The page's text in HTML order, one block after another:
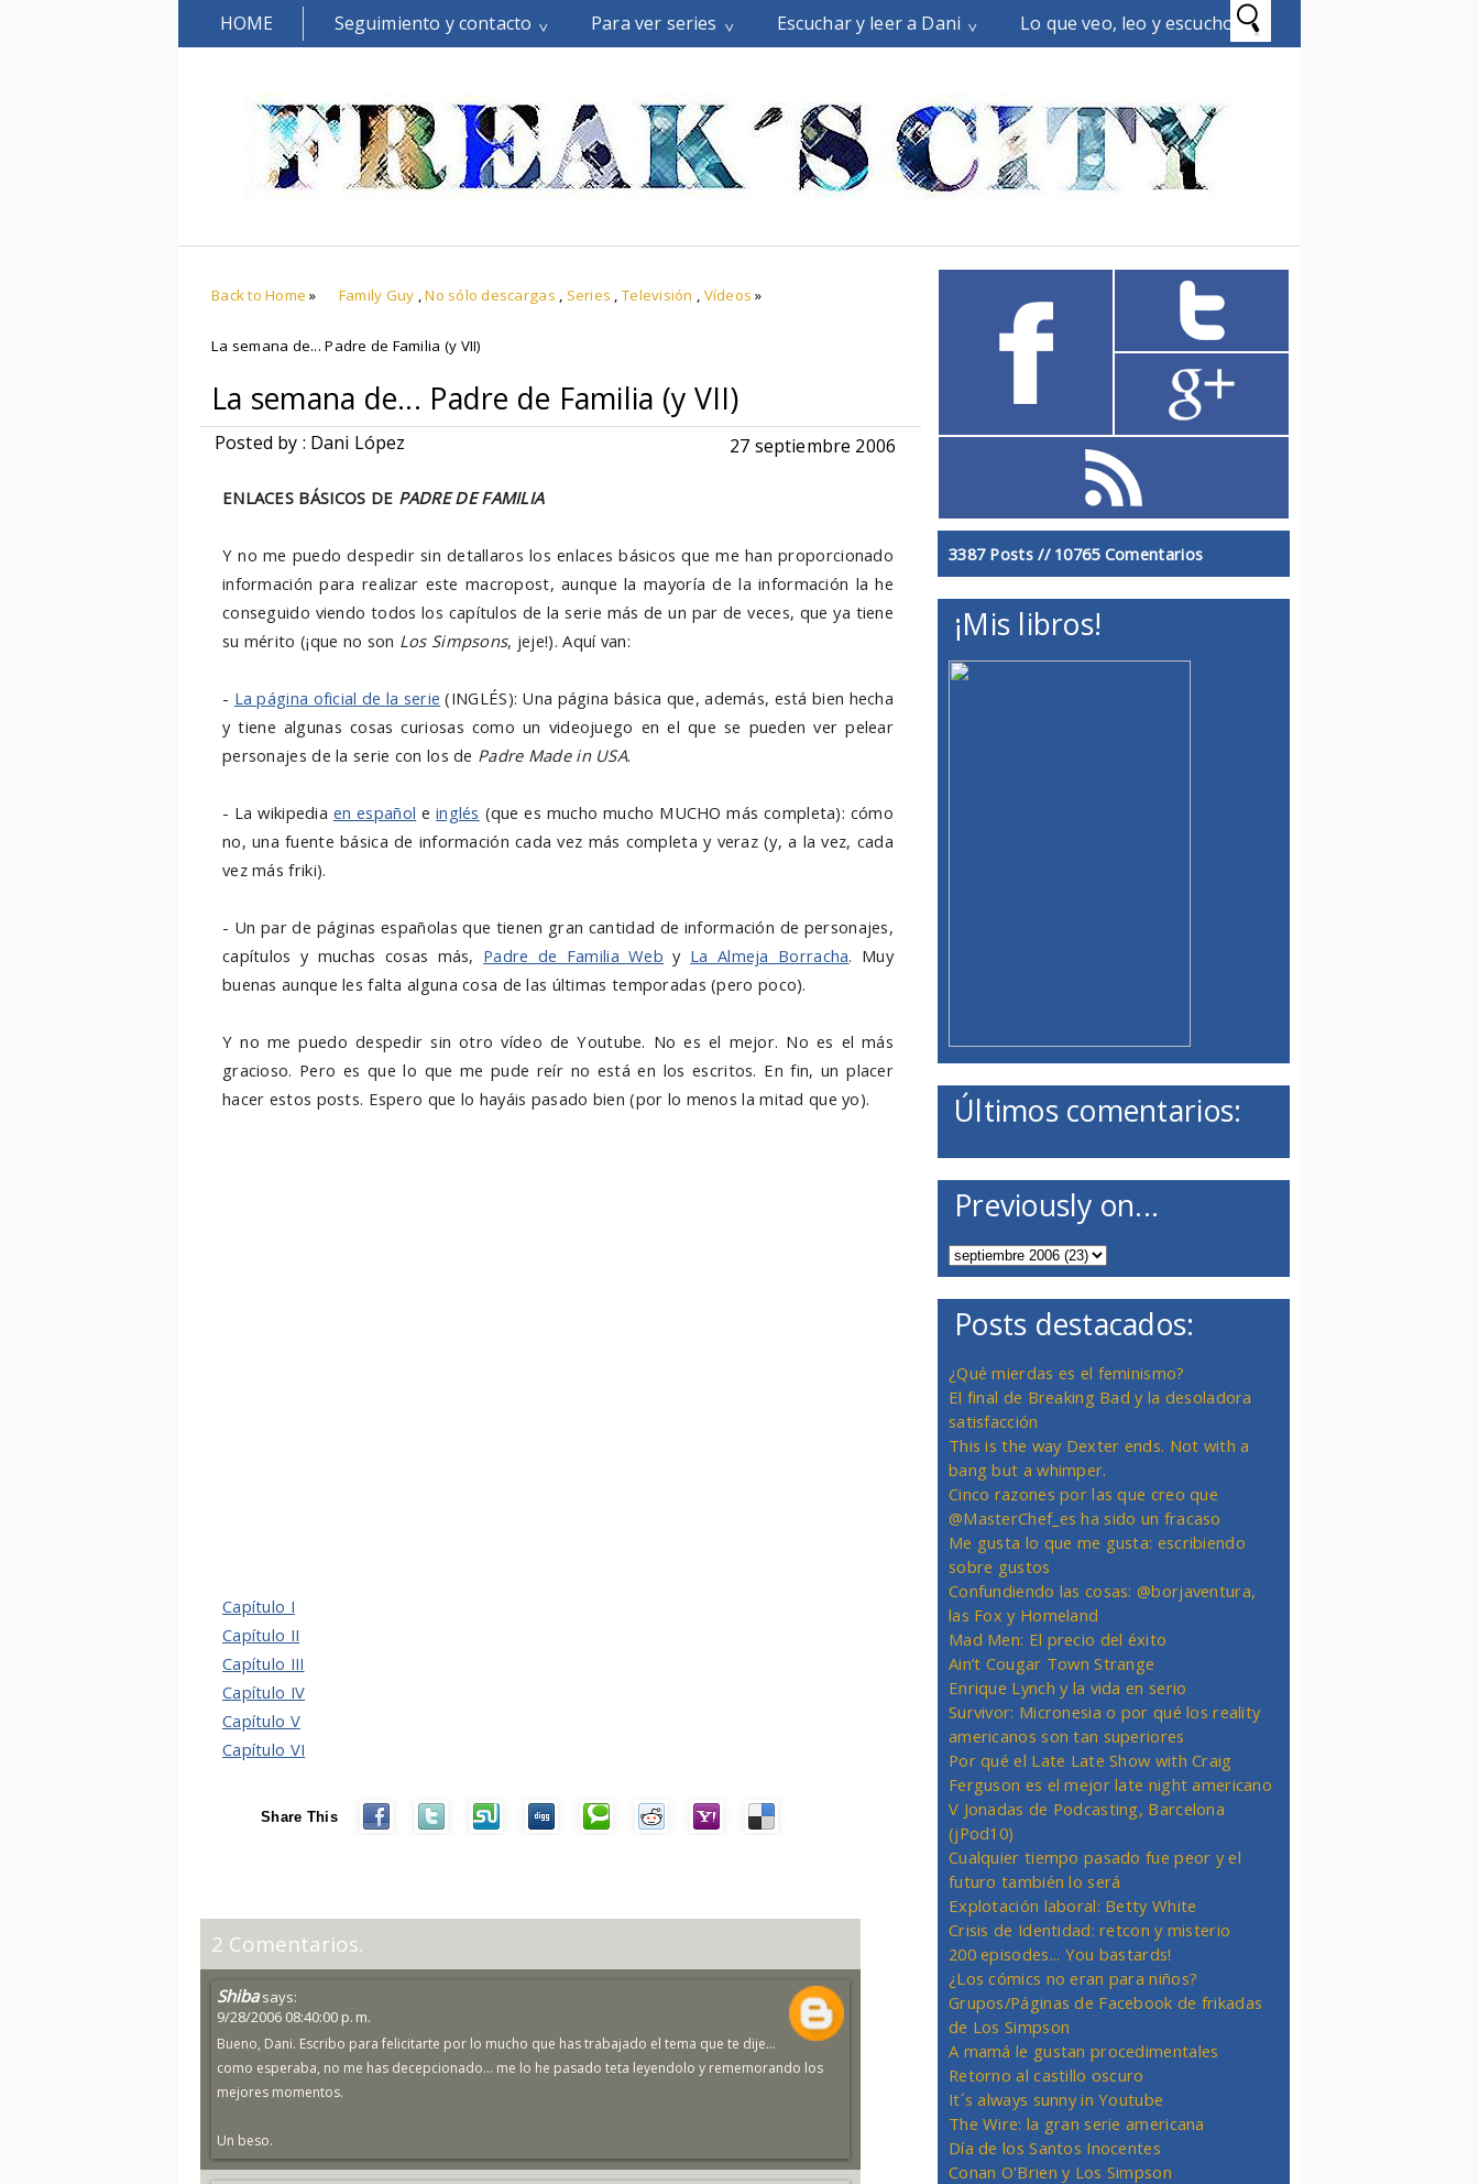
HOME Seguimiento y contacto Para ver series Escuchar y leer a Dani Lo que veo, leo y escucho
Back to Home » Family Guy ,No sólo descargas , Series ,Televisión , Vídeos »
La semana de... Padre de Familia (y VII)
La semana de... Padre de Familia (y VII)
Posted by : Dani López 27 septiembre 2006
ENLACES BÁSICOS DE PADRE DE FAMILIA
Y no me puedo despedir sin detallaros los enlaces básicos que me han proporcionado
información para realizar este macropost, aunque la mayoría de la información la he
conseguido viendo todos los capítulos de la serie más de un par de veces, que ya tiene
su mérito (¡que no son Los Simpsons, jeje!). Aquí van:
- La página oficial de la serie (INGLÉS): Una página básica que, además, está bien hecha
y tiene algunas cosas curiosas como un videojuego en el que se pueden ver pelear
personajes de la serie con los de Padre Made in USA.
- La wikipedia en español einglés (que es mucho mucho MUCHO más completa): cómo
no, una fuente básica de información cada vez más completa y veraz (y, a la vez, cada
vez más friki).
- Un par de páginas españolas que tienen gran cantidad de información de personajes,
capítulos y muchas cosas más, Padre de Familia Web y La Almeja Borracha. Muy
buenas aunque les falta alguna cosa de las últimas temporadas (pero poco).
Y no me puedo despedir sin otro vídeo de Youtube. No es el mejor. No es el más
gracioso. Pero es que lo que me pude reír no está en los escritos. En fin, un placer
hacer estos posts. Espero que lo hayáis pasado bien (por lo menos la mitad que yo).
Capítulo I
Capítulo II
Capítulo III
Capítulo IV
Capítulo V
Capítulo VI
Share This
2 Comentarios.
Shiba says:
9/28/2006 08:40:00 p. m.
Bueno, Dani. Escribo para felicitarte por lo mucho que has trabajado el tema que te dije...
como esperaba, no me has decepcionado... me lo he pasado teta leyendolo y rememorando los
mejores momentos.
Un beso.
3387 Posts // 10765 Comentarios
¡Mis libros!
Últimos comentarios:
Previously on...
Posts destacados:
¿Qué mierdas es el feminismo?
El final de Breaking Bad y la desoladora
satisfacción
This is the way Dexter ends. Not with a
bang but a whimper.
Cinco razones por las que creo que
@MasterChef_es ha sido un fracaso
Me gusta lo que me gusta: escribiendo
sobre gustos
Confundiendo las cosas: @borjaventura,
las Fox y Homeland
Mad Men: El precio del éxito
Ain’t Cougar Town Strange
Enrique Lynch y la vida en serio
Survivor: Micronesia o por qué los reality
americanos son tan superiores
Por qué el Late Late Show with Craig
Ferguson es el mejor late night americano
V Jonadas de Podcasting, Barcelona
(jPod10)
Cualquier tiempo pasado fue peor y el
futuro también lo será
Explotación laboral: Betty White
Crisis de Identidad: retcon y misterio
200 episodes... You bastards!
¿Los cómics no eran para niños?
Grupos/Páginas de Facebook de frikadas
de Los Simpson
A mamá le gustan procedimentales
Retorno al castillo oscuro
It´s always sunny in Youtube
The Wire: la gran serie americana
Día de los Santos Inocentes
Conan O'Brien y Los Simpson